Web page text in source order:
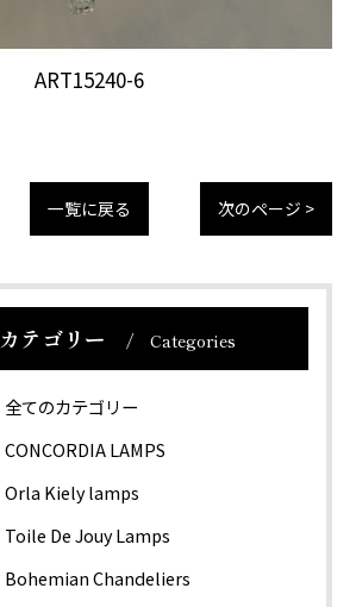
ART15240-6
一覧に戻る 次のページ >
カテゴリー Categories
全てのカテゴリー
CONCORDIA LAMPS
Orla Kiely lamps
Toile De Jouy Lamps
Bohemian Chandeliers